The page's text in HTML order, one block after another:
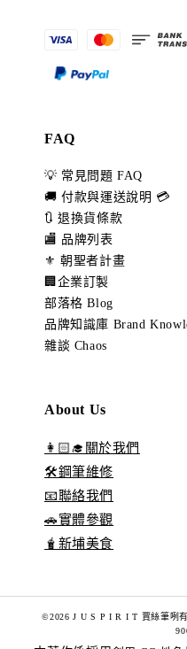
FAQ
💡 常見問題 FAQ
🚚 付款與運送說明 💳
🔃 退換貨條款
🏬 品牌列表
⚜️ 朝聖者計畫
🏢企業訂製
部落格 Blog
品牌知識庫 Brand
雜談 Chaos
About Us
👩🏻‍🎓關於我們
🛠️鋼筆維修
📧聯絡我們
🚗實體參觀
🧋新埔美食
©2026 J U S P I R I T 賈絲筆咧